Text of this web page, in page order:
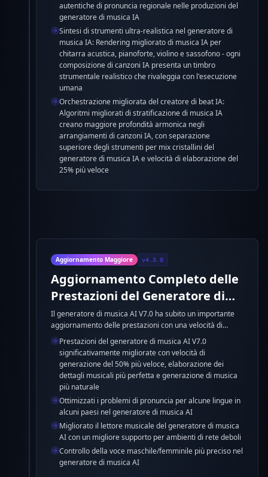
autentiche di pronuncia regionale nelle produzioni del
generatore di musica IA
Sintesi di strumenti ultra-realistica nel generatore di
musica IA: Rendering migliorato di musica IA per
chitarra acustica, pianoforte, violino e sassofono - ogni
composizione di canzoni IA presenta un timbro
strumentale realistico che rivaleggia con l'esecuzione
umana
Orchestrazione migliorata del creatore di beat IA:
Algoritmi migliorati di stratificazione di musica IA
creano maggiore profondità armonica negli
arrangiamenti di canzoni IA, con separazione
superiore degli strumenti per mix cristallini del
generatore di musica IA e velocità di elaborazione del
25% più veloce
Aggiornamento Maggiore v4.3.0
Aggiornamento Completo delle
Prestazioni del Generatore di
Musica AI V7.0
Il generatore di musica AI V7.0 ha subito un importante
aggiornamento delle prestazioni con una velocità di
generazione del 50% più veloce, un'elaborazione dei
dettagli musicali più perfetta e una generazione di musica
più naturale. Inoltre, sono stati ottimizzati i problemi di
pronuncia per alcune lingue in alcuni paesi, è stato
migliorato il supporto del lettore musicale per ambienti di
rete deboli e il controllo della voce maschile/femminile è
ora più preciso.
Prestazioni del generatore di musica AI V7.0
significativamente migliorate con velocità di
generazione del 50% più veloce, elaborazione dei
dettagli musicali più perfetta e generazione di musica
più naturale
Ottimizzati i problemi di pronuncia per alcune lingue in
alcuni paesi nel generatore di musica AI
Migliorato il lettore musicale del generatore di musica
AI con un migliore supporto per ambienti di rete deboli
Controllo della voce maschile/femminile più preciso nel
generatore di musica AI